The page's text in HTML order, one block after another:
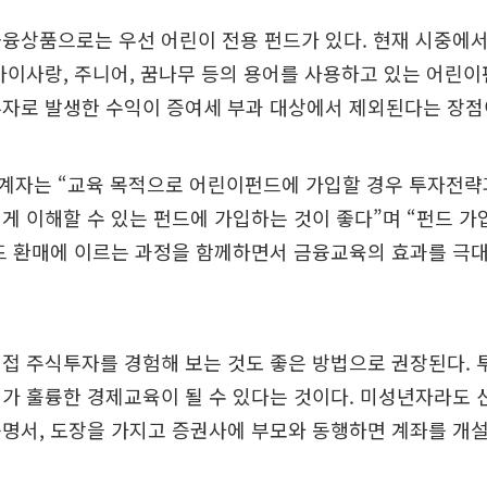
상품으로는 우선 어린이 전용 펀드가 있다. 현재 시중에
사랑, 주니어, 꿈나무 등의 용어를 사용하고 있는 어린
로 발생한 수익이 증여세 부과 대상에서 제외된다는 장
자는 “교육 목적으로 어린이펀드에 가입할 경우 투자전
이해할 수 있는 펀드에 가입하는 것이 좋다”며 “펀드 가
환매에 이르는 과정을 함께하면서 금융교육의 효과를 극
주식투자를 경험해 보는 것도 좋은 방법으로 권장된다.
훌륭한 경제교육이 될 수 있다는 것이다. 미성년자라도
서, 도장을 가지고 증권사에 부모와 동행하면 계좌를 개